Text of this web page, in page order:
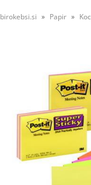
birokebsi.si Papir